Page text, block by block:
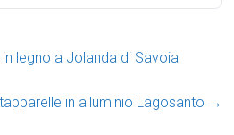
legno a Jolanda di Savoia
in alluminio Lagosanto →